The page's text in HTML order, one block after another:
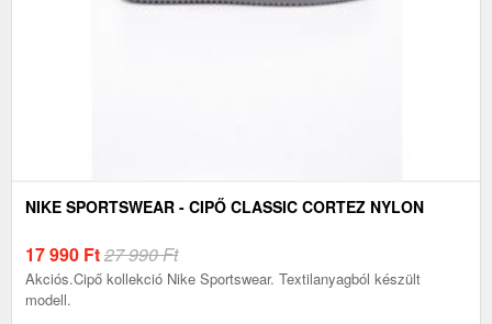
NIKE SPORTSWEAR - CIPŐ CLASSIC CORTEZ NYLON
17 990 Ft27 990 Ft
Akciós.Cipő kollekció Nike Sportswear. Textilanyagból készült
modell.